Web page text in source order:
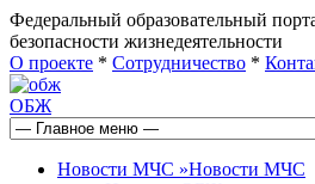
Федеральный образовательный
безопасности
О проекте * Сотрудничество *
ОБЖ
Новости МЧС »Новости МЧС